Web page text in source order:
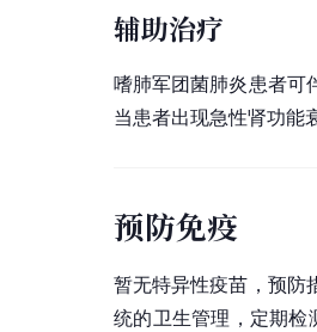
辅助治疗
嗜肺军团菌肺炎患者可
当患者出现急性肾功能
预防免疫
暂无特异性疫苗 ，预
统的卫生管理，定期检